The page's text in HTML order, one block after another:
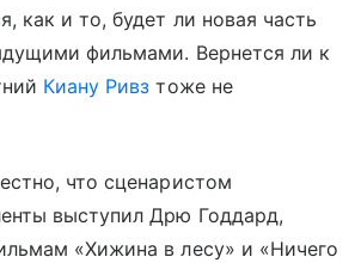
как и то, будет ли новая часть
фильмами. Вернется ли к
Киану Ривз тоже не
что сценаристом
выступил Дрю Годдард,
«Хижина в лесу» и «Ничего